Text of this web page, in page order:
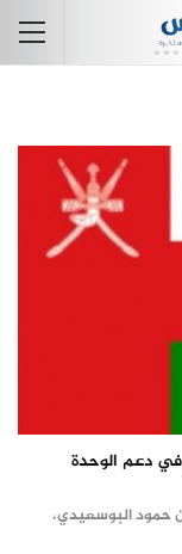
دعم الوحدة
حمود البوسعيدي،